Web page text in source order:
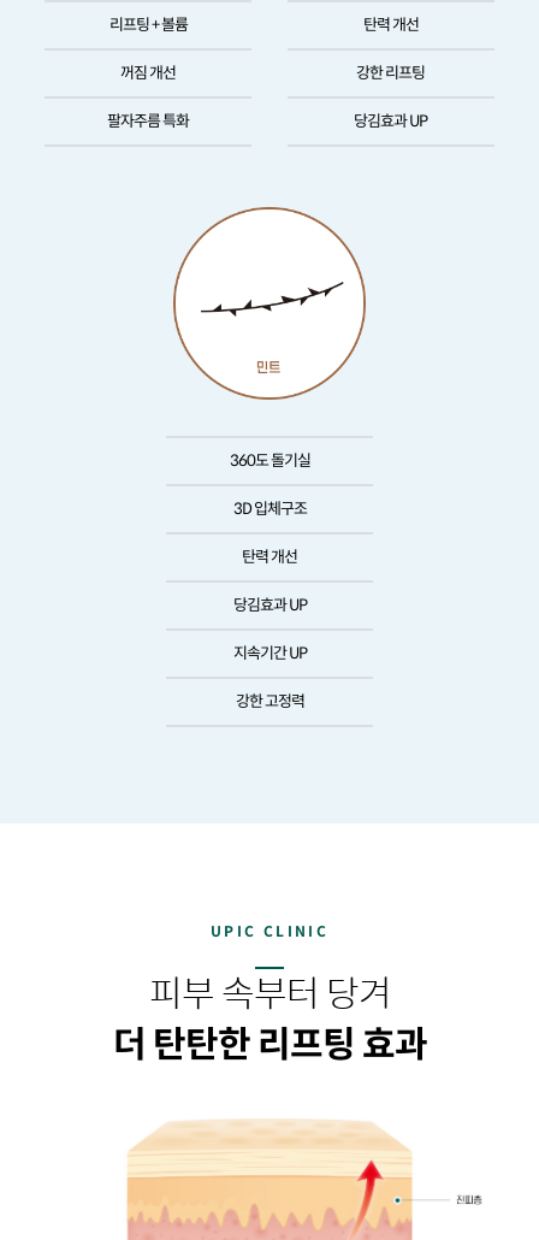
리프팅 + 볼륨
꺼짐 개선
팔자주름 특화
탄력 개선
강한 리프팅
당김효과 UP
360도 돌기실
3D 입체구조
탄력 개선
당김효과 UP
지속기간 UP
강한 고정력
UPIC CLINIC
피부 속부터 당겨
더 탄탄한 리프팅 효과